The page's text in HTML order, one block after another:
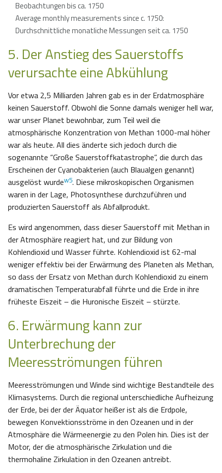
Beobachtungen bis ca. 1750
Average monthly measurements since c. 1750:
Durchschnittliche monatliche Messungen seit ca. 1750
5. Der Anstieg des Sauerstoffs
verursachte eine Abkühlung
Vor etwa 2,5 Milliarden Jahren gab es in der Erdatmosphäre
keinen Sauerstoff. Obwohl die Sonne damals weniger hell war,
war unser Planet bewohnbar, zum Teil weil die
atmosphärische Konzentration von Methan 1000-mal höher
war als heute. All dies änderte sich jedoch durch die
sogenannte “Große Sauerstoffkatastrophe”, die durch das
Erscheinen der Cyanobakterien (auch Blaualgen genannt)
ausgelöst wurdew5. Diese mikroskopischen Organismen
waren in der Lage, Photosynthese durchzuführen und
produzierten Sauerstoff als Abfallprodukt.
Es wird angenommen, dass dieser Sauerstoff mit Methan in
der Atmosphäre reagiert hat, und zur Bildung von
Kohlendioxid und Wasser führte. Kohlendioxid ist 62-mal
weniger effektiv bei der Erwärmung des Planeten als Methan,
so dass der Ersatz von Methan durch Kohlendioxid zu einem
dramatischen Temperaturabfall führte und die Erde in ihre
früheste Eiszeit – die Huronische Eiszeit – stürzte.
6. Erwärmung kann zur
Unterbrechung der
Meeresströmungen führen
Meeresströmungen und Winde sind wichtige Bestandteile des
Klimasystems. Durch die regional unterschiedliche Aufheizung
der Erde, bei der der Äquator heißer ist als die Erdpole,
bewegen Konvektionsströme in den Ozeanen und in der
Atmosphäre die Wärmeenergie zu den Polen hin. Dies ist der
Motor, der die atmosphärische Zirkulation und die
thermohaline Zirkulation in den Ozeanen antreibt.